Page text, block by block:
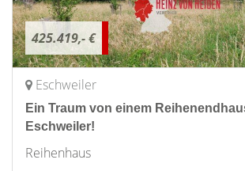
425.419,- €
Eschweiler
Ein Traum von einem
Eschweiler!
Reihenhaus